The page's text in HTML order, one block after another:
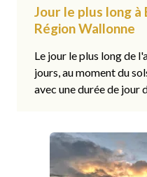
Jour le plus long
Région Wallonne
Le jour le plus long de
jours, au moment du
avec une durée de jour